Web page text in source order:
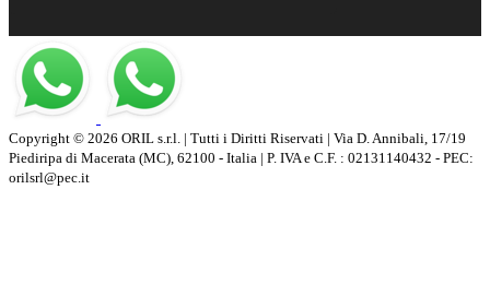
Copyright © 2026 ORIL s.r.l. | Tutti i Diritti Riservati | Via D. Annibali, 17/19
Piediripa di Macerata (MC), 62100 - Italia | P. IVA e C.F. : 02131140432 - PEC:
orilsrl@pec.it